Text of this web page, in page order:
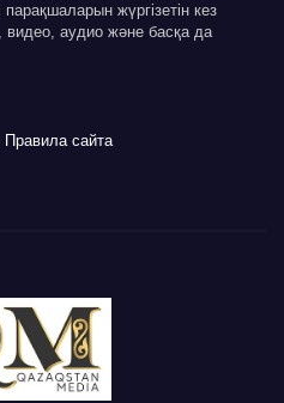
жүргізетін кез
аудио және басқа да
Правила сайта